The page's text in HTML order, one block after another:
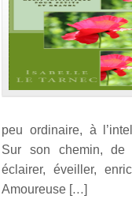
peu ordinaire, à
Sur son chemin, de
éclairer, éveiller,
Amoureuse […]